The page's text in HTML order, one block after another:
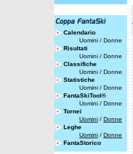
Calendario
Uomini / Donne
Risultati
Uomini / Donne
Classifiche
Uomini / Donne
Statistiche
Uomini / Donne
FantaSkiTool®
Uomini / Donne
Tornei
Uomini / Donne
Leghe
Uomini / Donne
FantaStorico